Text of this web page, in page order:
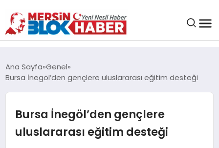
ASAYIŞ
Ana Sayfa Genel
Bursa İnegöl’den gençlere uluslararası eğitim desteği
Bursa İnegöl’den gençlere
uluslararası eğitim desteği